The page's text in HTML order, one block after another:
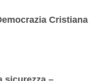
Cristiana